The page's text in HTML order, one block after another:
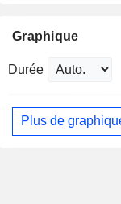
Graphique
Durée
Plus de